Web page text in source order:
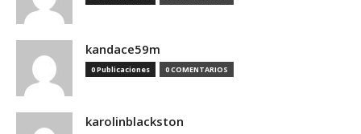
kandace59m
0 Publicaciones 0 COMENTARIOS
karolinblackston